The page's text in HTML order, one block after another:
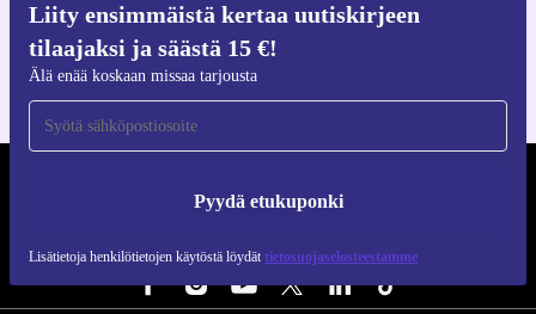
Liity ensimmäistä kertaa uutiskirjeen
tilaajaksi ja säästä 15 €!
Älä enää koskaan missaa tarjousta
Pyydä etukuponki
Lisätietoja henkilötietojen käytöstä löydät tietosuojaselosteestamme
iOS:lle ja Androidille